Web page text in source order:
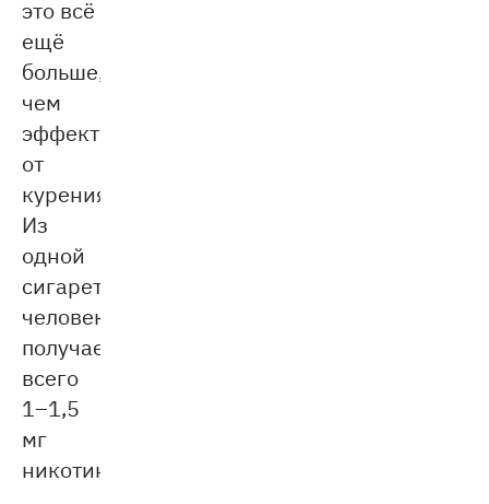
это всё
ещё
больше,
чем
эффект
от
курения.
Из
одной
сигареты
человек
получает
всего
1–1,5
мг
никотина.